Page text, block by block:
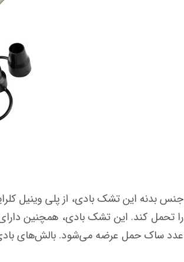
را تحمل کند. این تشک بادی، همچنین
عدد ساک حمل عرضه می‌شود. بالش‌های